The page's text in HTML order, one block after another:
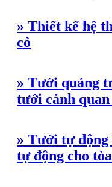
» Thiết kế hệ
cỏ
» Tưới quảng
tưới cảnh
» Tưới tự
tự động cho